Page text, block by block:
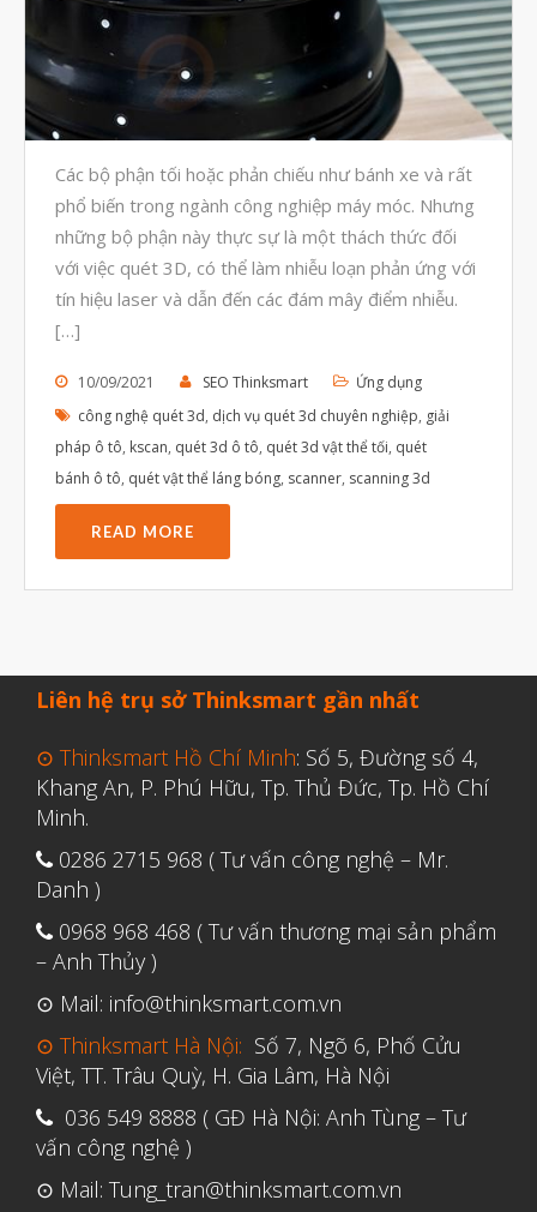
Tháng Tám 2023
Tháng Bảy 2023
Tháng Sáu 2023
Tháng Năm 2023
Tháng Tư 2023
Tháng Ba 2023
Tháng Hai 2023
Tháng Một 2023
Tháng Mười Một 2022
Tháng Mười 2022
Tháng Chín 2022
Tháng Ba 2022
Tháng Hai 2022
Tháng Một 2022
Tháng Mười Một 2021
Tháng Bảy 2021
Tháng Sáu 2021
Tháng Năm 2021
Tháng Ba 2021
Các bộ phận tối hoặc phản chiếu như bánh xe và rất
phổ biến trong ngành công nghiệp máy móc. Nhưng
những bộ phận này thực sự là một thách thức đối
với việc quét 3D, có thể làm nhiễu loạn phản ứng với
tín hiệu laser và dẫn đến các đám mây điểm nhiễu.
[…]
10/09/2021 SEO Thinksmart
Ứng dụng
công nghệ quét 3d, dịch vụ quét 3d chuyên nghiệp, giải
pháp ô tô, kscan, quét 3d ô tô, quét 3d vật thể tối, quét
bánh ô tô, quét vật thể láng bóng, scanner, scanning 3d
READ MORE
Liên hệ trụ sở Thinksmart gần nhất
⊙ Thinksmart Hồ Chí Minh: Số 5, Đường số 4,
Khang An, P. Phú Hữu, Tp. Thủ Đức, Tp. Hồ Chí
Minh.
0286 2715 968 ( Tư vấn công nghệ – Mr.
Danh )
0968 968 468 ( Tư vấn thương mại sản phẩm
– Anh Thủy )
⊙ Mail: info@thinksmart.com.vn
⊙ Thinksmart Hà Nội: Số 7, Ngõ 6, Phố Cửu
Việt, TT. Trâu Quỳ, H. Gia Lâm, Hà Nội
036 549 8888 ( GĐ Hà Nội: Anh Tùng – Tư
vấn công nghệ )
⊙ Mail: Tung_tran@thinksmart.com.vn